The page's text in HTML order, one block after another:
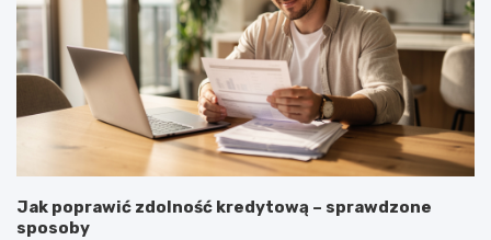
Jak poprawić zdolność kredytową – sprawdzone
sposoby